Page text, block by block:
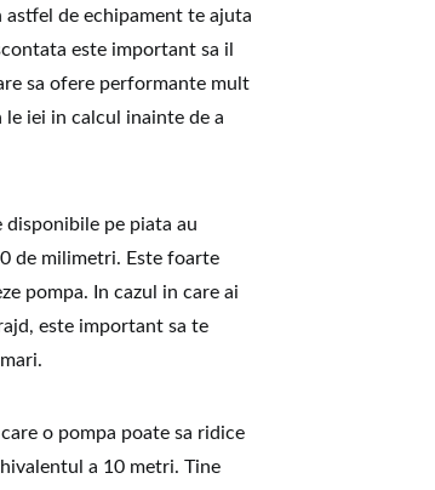
de echipament te ajuta
este important sa il
sa ofere performante mult
iei in calcul inainte de a
disponibile pe piata au
de milimetri. Este foarte
pompa. In cazul in care ai
este important sa te
o pompa poate sa ridice
a 10 metri. Tine